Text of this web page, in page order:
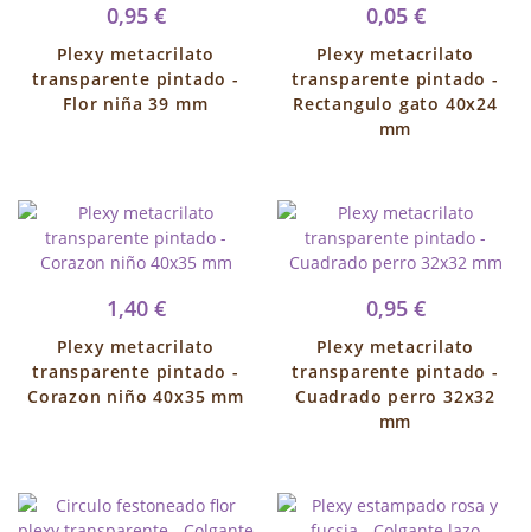
0,95 €
Plexy metacrilato
transparente pintado -
Flor niña 39 mm
0,05 €
Plexy metacrilato
transparente pintado -
Rectangulo gato 40x24
mm
1,40 €
Plexy metacrilato
transparente pintado -
Corazon niño 40x35 mm
0,95 €
Plexy metacrilato
transparente pintado -
Cuadrado perro 32x32
mm